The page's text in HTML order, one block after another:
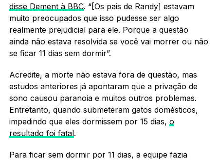
disse Dement à BBC. “[Os pais de Randy] estavam
muito preocupados que isso pudesse ser algo
realmente prejudicial para ele. Porque a questão
ainda não estava resolvida se você vai morrer ou não
se ficar 11 dias sem dormir”.
Acredite, a morte não estava fora de questão, mas
estudos anteriores já apontaram que a privação de
sono causou paranoia e muitos outros problemas.
Entretanto, quando submeteram gatos domésticos,
impedindo que eles dormissem por 15 dias, o
resultado foi fatal.
Para ficar sem dormir por 11 dias, a equipe fazia